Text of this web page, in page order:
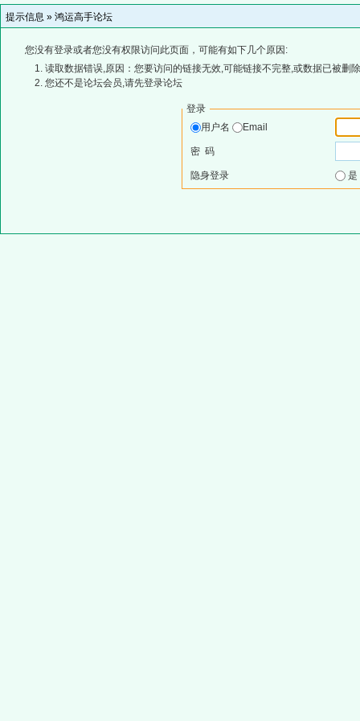
提示信息 » 鸿运高手论坛
您没有登录或者您没有权限访问此页面，可能有如下几个原因:
读取数据错误,原因：您要访问的链接无效,可能链接不完整,或数据已被删
您还不是论坛会员,请先登录论坛
登录
用户名
Email
密 码
隐身登录